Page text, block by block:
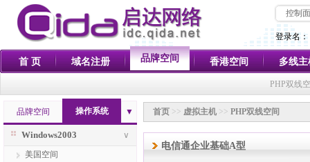
控制
登录名：
首 页 域名注册 品牌空间 香港空间 多线主
PHP双线
品牌空间 操作系统 ▼
∨
Windows2003
美国空间
首页 >> 虚拟主机 >> PHP双线空间
电信通企业基础A型